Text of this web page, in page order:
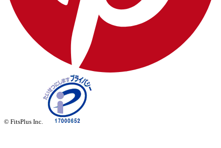
© FitsPlus Inc.